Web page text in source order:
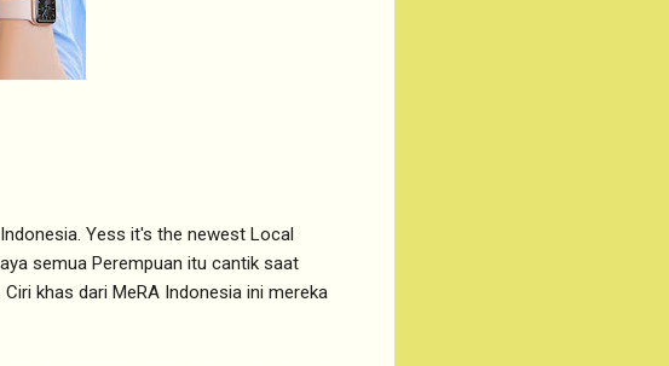
Yess it's the newest Local
semua Perempuan itu cantik saat
Ciri khas dari MeRA Indonesia ini mereka